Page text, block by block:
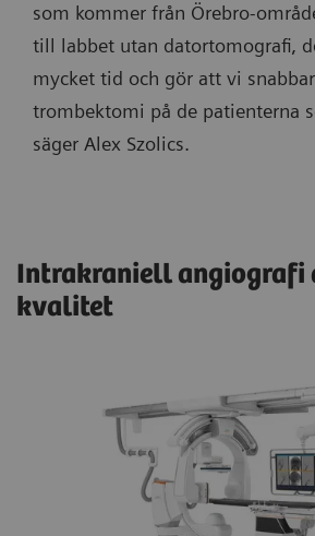
som kommer från Örebro-
till labbet utan datortomografi,
mycket tid och gör att vi
trombektomi på de patienterna
säger Alex Szolics.
Intrakraniell angiografi
kvalitet